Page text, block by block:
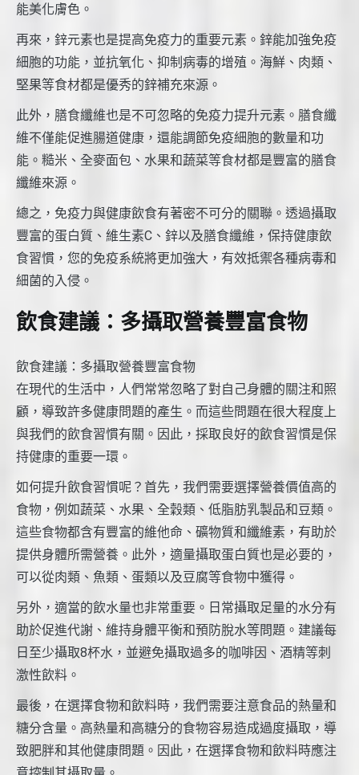
能美化膚色。
再來，鋅元素也是提高免疫力的重要元素。鋅能加強免疫
細胞的功能，並抗氧化、抑制病毒的增殖。海鮮、肉類、
堅果等食材都是優秀的鋅補充來源。
此外，膳食纖維也是不可忽略的免疫力提升元素。膳食纖
維不僅能促進腸道健康，還能調節免疫細胞的數量和功
能。糙米、全麥面包、水果和蔬菜等食材都是豐富的膳食
纖維來源。
總之，免疫力與健康飲食有著密不可分的關聯。透過攝取
豐富的蛋白質、維生素C、鋅以及膳食纖維，保持健康飲
食習慣，您的免疫系統將更加強大，有效抵禦各種病毒和
細菌的入侵。
飲食建議：多攝取營養豐富食物
飲食建議：多攝取營養豐富食物
在現代的生活中，人們常常忽略了對自己身體的關注和照
顧，導致許多健康問題的產生。而這些問題在很大程度上
與我們的飲食習慣有關。因此，採取良好的飲食習慣是保
持健康的重要一環。
如何提升飲食習慣呢？首先，我們需要選擇營養價值高的
食物，例如蔬菜、水果、全穀類、低脂肪乳製品和豆類。
這些食物都含有豐富的維他命、礦物質和纖維素，有助於
提供身體所需營養。此外，適量攝取蛋白質也是必要的，
可以從肉類、魚類、蛋類以及豆腐等食物中獲得。
另外，適當的飲水量也非常重要。日常攝取足量的水分有
助於促進代謝、維持身體平衡和預防脫水等問題。建議每
日至少攝取8杯水，並避免攝取過多的咖啡因、酒精等刺
激性飲料。
最後，在選擇食物和飲料時，我們需要注意食品的熱量和
糖分含量。高熱量和高糖分的食物容易造成過度攝取，導
致肥胖和其他健康問題。因此，在選擇食物和飲料時應注